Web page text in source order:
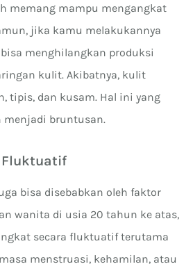
memang mampu mengangkat
jika kamu melakukannya
menghilangkan produksi
kulit. Akibatnya, kulit
tipis, dan kusam. Hal ini yang
menjadi bruntusan.
Fluktuatif
bisa disebabkan oleh faktor
wanita di usia 20 tahun ke atas,
secara fluktuatif terutama
menstruasi, kehamilan, atau